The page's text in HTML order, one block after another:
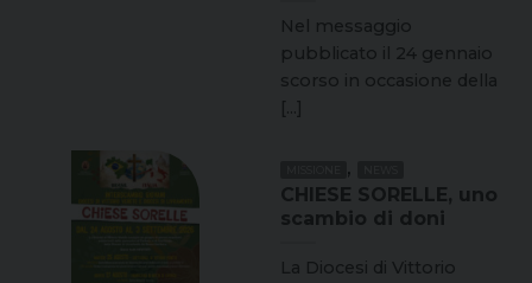
Nel messaggio
pubblicato il 24 gennaio
scorso in occasione della
[...]
,
CHIESE SORELLE, uno
scambio di doni
La Diocesi di Vittorio